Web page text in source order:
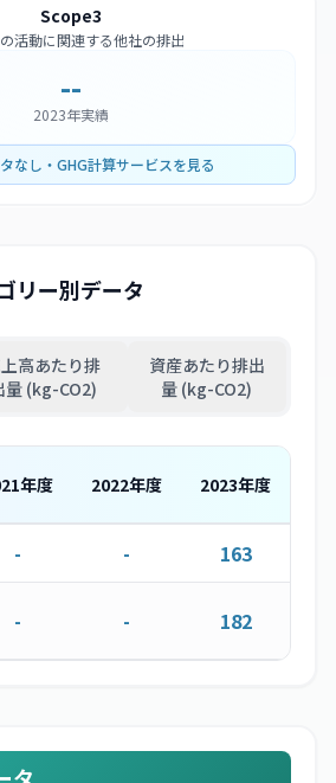
Scope3
活動に関連する他社の排出
--
2023年実績
なし・GHG計算サービスを見る
リー別データ
高あたり排
量 (kg-CO2)
資産あたり排出
量 (kg-CO2)
年度 2022年度 2023年度
- - 163
- - 182